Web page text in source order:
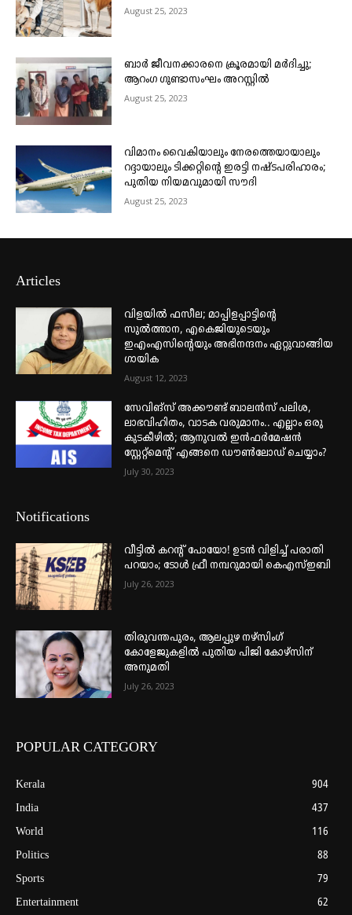
August 25, 2023
ബാർ ജീവനക്കാരനെ ക്രൂരമായി മർദിച്ചു;
ആറംഗ ഗുണ്ടാസംഘം അറസ്റ്റിൽ
August 25, 2023
വിമാനം വൈകിയാലും നേരത്തെയായാലും
റദ്ദായാലും ടിക്കറ്റിന്റെ ഇരട്ടി നഷ്ടപരിഹാരം;
പുതിയ നിയമവുമായി സൗദി
August 25, 2023
Articles
വിളയിൽ ഫസീല; മാപ്പിളപ്പാട്ടിന്റെ
സുൽത്താന, എകെജിയുടെയും
ഇഎംഎസിന്റെയും അഭിനന്ദനം ഏറ്റുവാങ്ങിയ
ഗായിക
August 12, 2023
സേവിങ്സ് അക്കൗണ്ട് ബാലൻസ് പലിശ,
ലാഭവിഹിതം, വാടക വരുമാനം.. എല്ലാം ഒരു
കുടകീഴിൽ; ആനുവൽ ഇൻഫർമേഷൻ
സ്റ്റേറ്റ്മെന്റ് എങ്ങനെ ഡൗൺലോഡ് ചെയ്യാം?
July 30, 2023
Notifications
വീട്ടില്‍ കറന്റ് പോയോ! ഉടന്‍ വിളിച്ച് പരാതി
പറയാം; ടോള്‍ ഫ്രീ നമ്പറുമായി കെഎസ്ഇബി
July 26, 2023
തിരുവന്തപുരം, ആലപ്പുഴ നഴ്‌സിംഗ്
കോളേജുകളില്‍ പുതിയ പിജി കോഴ്‌സിന്
അനുമതി
July 26, 2023
POPULAR CATEGORY
Kerala
904
India
437
World
116
Politics
88
Sports
79
Entertainment
62